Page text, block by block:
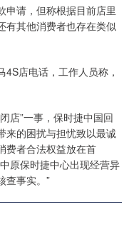
申请，但称根据目前店里
有其他消费者也存在类似
店电话，工作人员称，
”一事，保时捷中国回
来的困扰与担忧致以最诚
费者合法权益放在首
原保时捷中心出现经营异
查事实。”